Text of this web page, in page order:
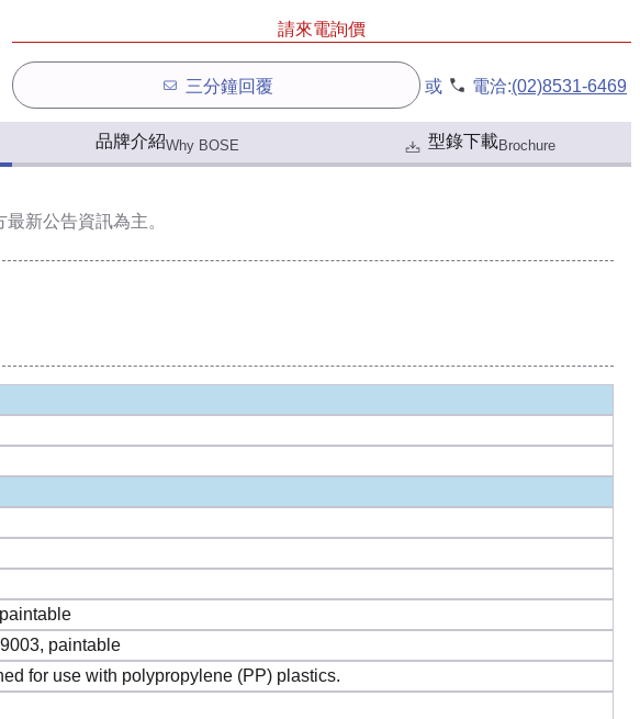
請來電詢價
三分鐘回覆 或 電洽:(02)8531-6469
品牌介紹Why BOSE 型錄下載Brochure
新公告資訊為主。
paintable
for use with polypropylene (PP) plastics.